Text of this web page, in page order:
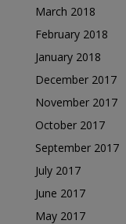
March 2018
February 2018
January 2018
December 2017
November 2017
October 2017
September 2017
July 2017
June 2017
May 2017